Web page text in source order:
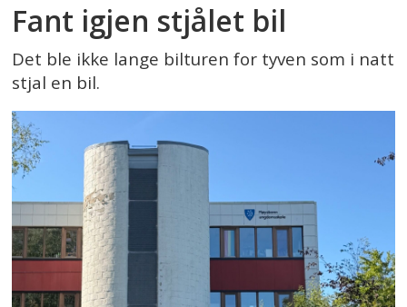
Fant igjen stjålet bil
Det ble ikke lange bilturen for tyven som i natt
stjal en bil.